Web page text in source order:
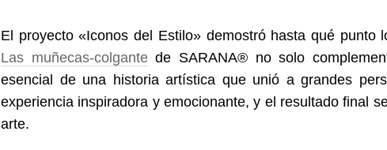
El proyecto «Iconos del Estilo» demostró hasta qué
Las muñecas-colgantede SARANA® no solo
esencial de una historia artística que unió a grandes
experiencia inspiradora y emocionante, y el resultado final
arte.